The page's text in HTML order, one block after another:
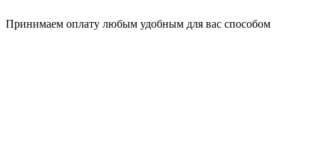
Принимаем оплату любым удобным для вас способом